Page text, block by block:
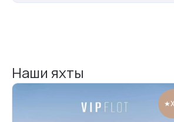
Наши яхты